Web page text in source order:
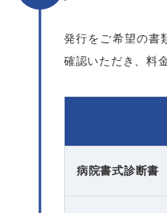
発行をご希望の書
確認いただき、料
病院書式診断書